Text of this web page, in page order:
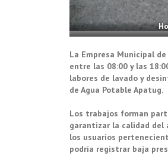
La Empresa Municipal
entre las 08:00 y las
labores de lavado y
de Agua Potable Apatug.
Los trabajos forman
garantizar la calidad del
los usuarios
podría registrar baja